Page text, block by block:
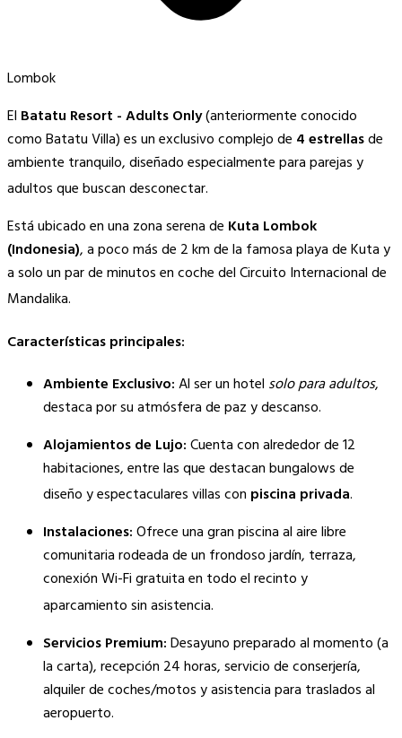
Lombok
El Batatu Resort - Adults Only(anteriormente conocido
como Batatu Villa) es un exclusivo complejo de 4 estrellasde
ambiente tranquilo, diseñado especialmente para parejas y
adultos que buscan desconectar.
Está ubicado en una zona serena de Kuta Lombok
(Indonesia), a poco más de 2 km de la famosa playa de Kuta y
a solo un par de minutos en coche del Circuito Internacional de
Mandalika.
Características principales:
Ambiente Exclusivo:Al ser un hotel solo para adultos,
destaca por su atmósfera de paz y descanso.
Alojamientos de Lujo:Cuenta con alrededor de 12
habitaciones, entre las que destacan bungalows de
diseño y espectaculares villas con piscina privada.
Instalaciones:Ofrece una gran piscina al aire libre
comunitaria rodeada de un frondoso jardín, terraza,
conexión Wi-Fi gratuita en todo el recinto y
aparcamiento sin asistencia.
Servicios Premium:Desayuno preparado al momento (a
la carta), recepción 24 horas, servicio de conserjería,
alquiler de coches/motos y asistencia para traslados al
aeropuerto.